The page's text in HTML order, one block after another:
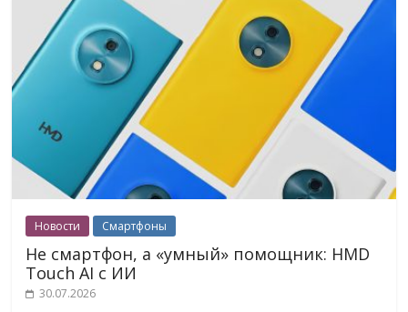
Новости Смартфоны
Не смартфон, а «умный» помощник: HMD
Touch AI с ИИ
30.07.2026